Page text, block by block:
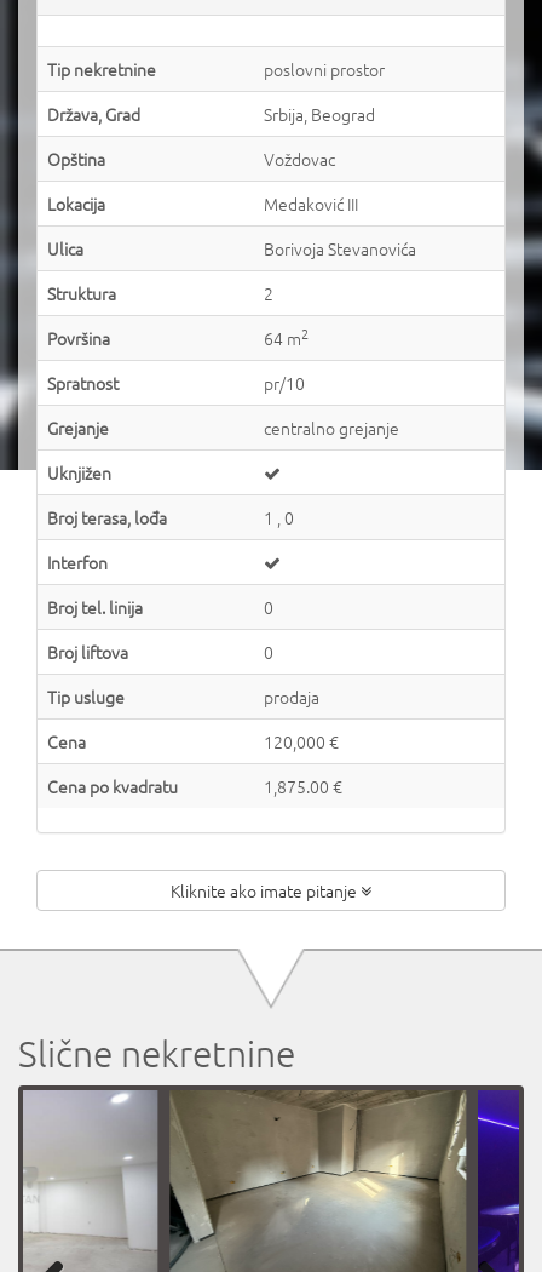
Tip nekretnine
poslovni prostor
Država, Grad
Srbija, Beograd
Opština
Voždovac
Lokacija
Medaković III
Ulica
Borivoja Stevanovića
Struktura
2
Površina
64 m2
Spratnost
pr/10
Grejanje
centralno grejanje
Uknjižen
Broj terasa, lođa
1 , 0
Interfon
Broj tel. linija
0
Broj liftova
0
Tip usluge
prodaja
Cena
120,000 €
Cena po kvadratu
1,875.00 €
Kliknite ako imate pitanje
Slične nekretnine